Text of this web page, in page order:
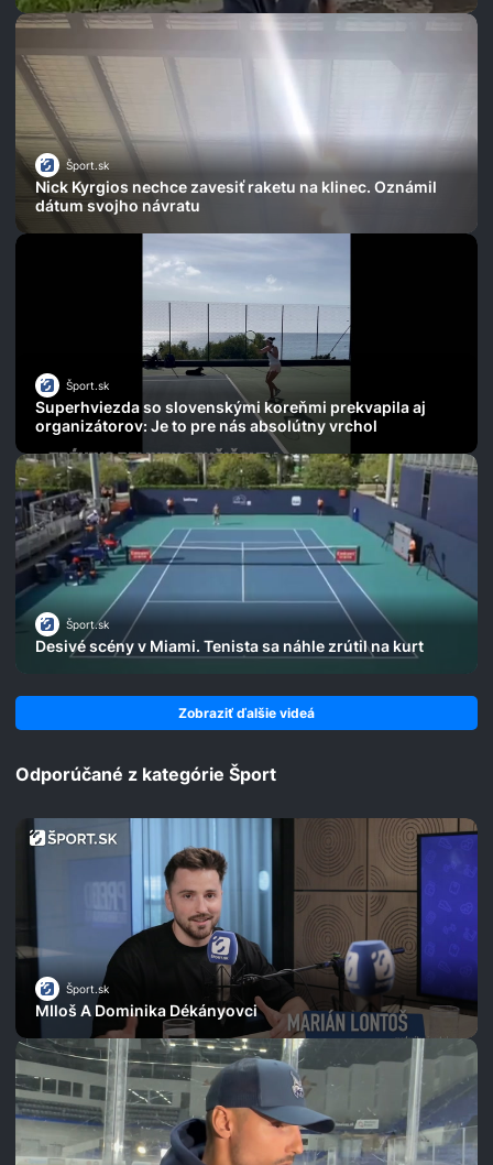
Šport.sk
Nick Kyrgios nechce zavesiť raketu na klinec. Oznámil
dátum svojho návratu
Šport.sk
Superhviezda so slovenskými koreňmi prekvapila aj
organizátorov: Je to pre nás absolútny vrchol
Šport.sk
Desivé scény v Miami. Tenista sa náhle zrútil na kurt
Zobraziť ďalšie videá
Odporúčané z kategórie Šport
Šport.sk
MIloš A Dominika Dékányovci